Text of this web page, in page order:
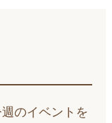
のイベントを